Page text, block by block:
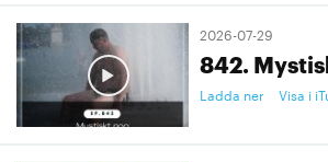
2026-07-29
842.
Ladda ner Visa i